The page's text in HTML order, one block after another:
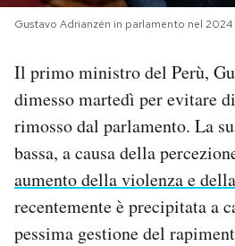
SHOP
CALENDARIO
AREA PERSONALE
Gustavo Adrianzén in parlamento nel
Il primo ministro del Perù,
dimesso martedì per evitare
rimosso dal parlamento. La
bassa, a causa della
aumento della violenza e
recentemente è precipitata a
pessima gestione del